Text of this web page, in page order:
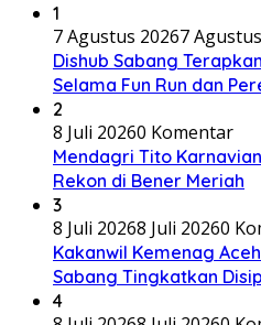
1
7 Agustus 20267
Dishub Sabang
Selama Fun Run dan
2
8 Juli 20260 Komentar
Mendagri Tito
Rekon di Bener Meriah
3
8 Juli 20268 Juli 20260
Kakanwil Kemenag
Sabang Tingkatkan
4